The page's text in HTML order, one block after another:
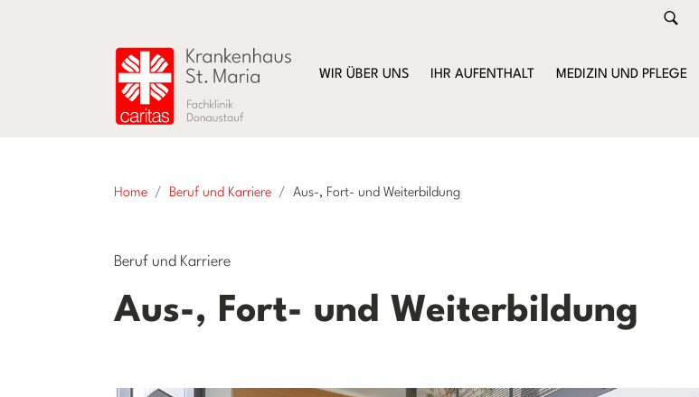
WIR ÜBER UNS IHR AUFENTHALT MEDIZIN UND PFLEGE
Home Beruf und Karriere Aus-, Fort- und Weiterbildung
Beruf und Karriere
Aus-, Fort- und Weiterbildung